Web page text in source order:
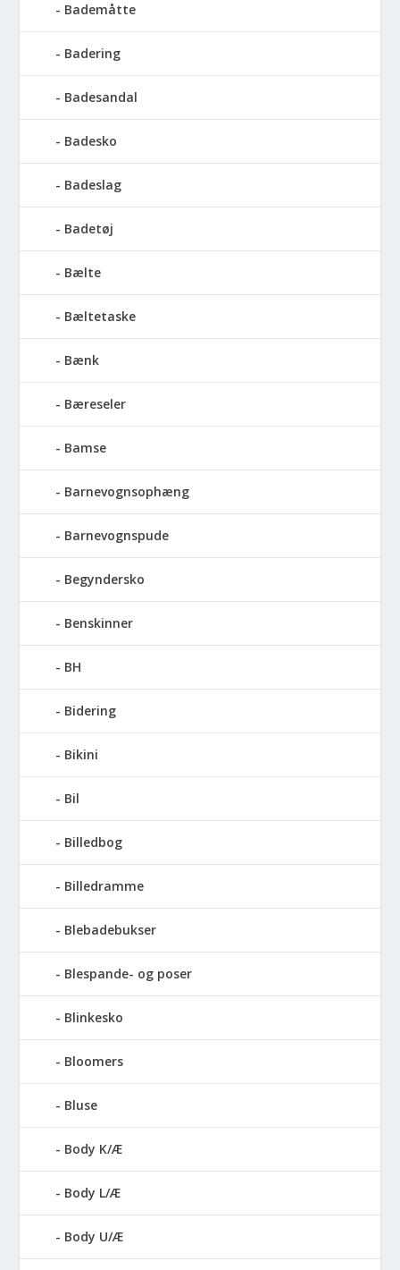
Bademåtte
Badering
Badesandal
Badesko
Badeslag
Badetøj
Bælte
Bæltetaske
Bænk
Bæreseler
Bamse
Barnevognsophæng
Barnevognspude
Begyndersko
Benskinner
BH
Bidering
Bikini
Bil
Billedbog
Billedramme
Blebadebukser
Blespande- og poser
Blinkesko
Bloomers
Bluse
Body K/Æ
Body L/Æ
Body U/Æ